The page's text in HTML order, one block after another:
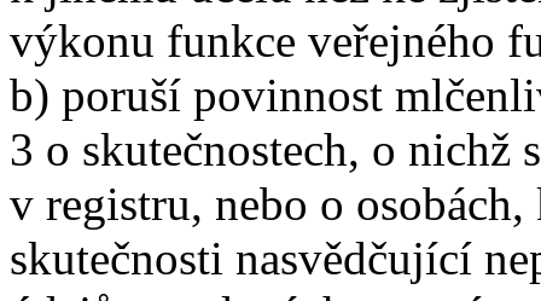
výkonu funkce veřejného
b) poruší povinnost
3 o skutečnostech, o nichž
v registru, nebo o
skutečnosti nasvědčující